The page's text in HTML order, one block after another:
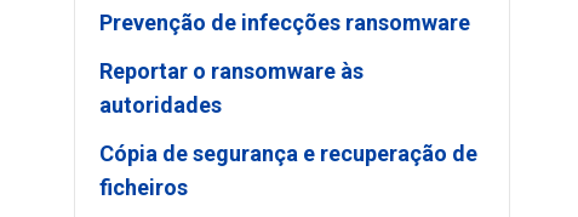
Prevenção de infecções ransomware
Reportar o ransomware às
autoridades
Cópia de segurança e recuperação de
ficheiros